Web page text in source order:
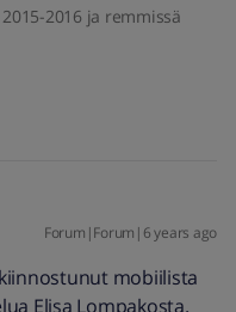
2016 ja remmissä
Forum|Forum|6 years ago
mobiilista
Elisa Lompakosta.